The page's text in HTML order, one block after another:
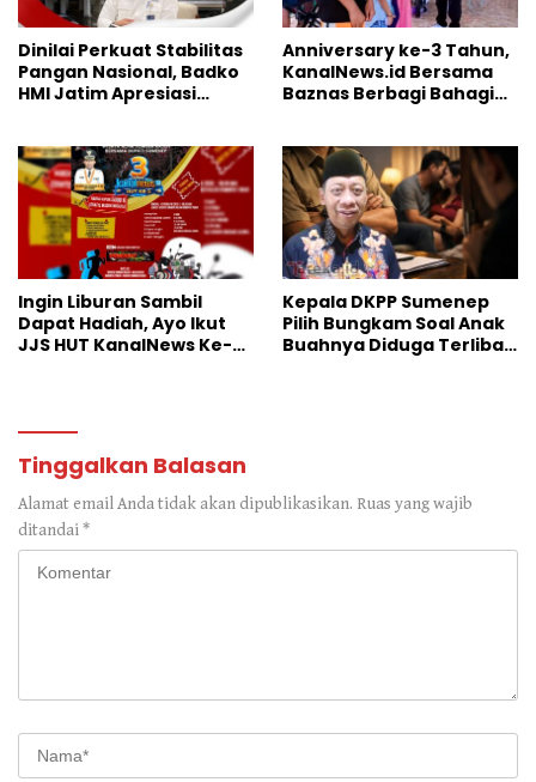
Dinilai Perkuat Stabilitas
Pangan Nasional, Badko
HMI Jatim Apresiasi
Anniversary ke-3 Tahun,
KanalNews.id Bersama
Baznas Berbagi Bahagia
Ingin Liburan Sambil
Dapat Hadiah, Ayo Ikut
JJS HUT KanalNews Ke-3
Kepala DKPP Sumenep
Pilih Bungkam Soal Anak
Buahnya Diduga Terlibat
Tinggalkan Balasan
Alamat email Anda tidak akan dipublikasikan. Ruas yang wajib
ditandai*